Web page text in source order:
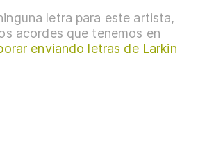
letra para este artista,
acordes que tenemos en
enviando letras de Larkin